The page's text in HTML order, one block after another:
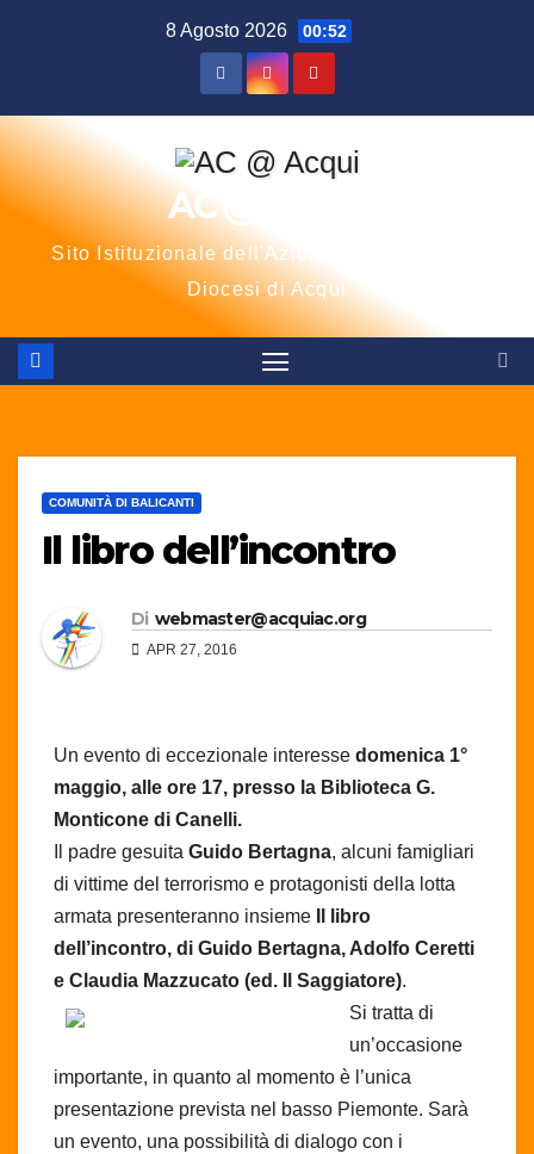
8 Agosto 2026 00:52
AC @ Acqui
Sito Istituzionale dell'Azione Cattolica della
Diocesi di Acqui
COMUNITÀ DI BALICANTI
Il libro dell’incontro
Di webmaster@acquiac.org
APR 27, 2016
Un evento di eccezionale interesse domenica 1°
maggio, alle ore 17, presso la Biblioteca G.
Monticone di Canelli.
Il padre gesuita Guido Bertagna, alcuni famigliari
di vittime del terrorismo e protagonisti della lotta
armata presenteranno insieme
Il libro
dell’incontro, di Guido Bertagna, Adolfo Ceretti
e Claudia Mazzucato (ed. Il Saggiatore).
Si tratta di
un’occasione
importante, in quanto al momento è l’unica
presentazione prevista nel basso Piemonte. Sarà
un evento, una possibilità di dialogo con i